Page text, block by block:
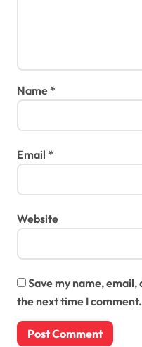
Name*
Email *
Website
Save my name,
the next time I comment.